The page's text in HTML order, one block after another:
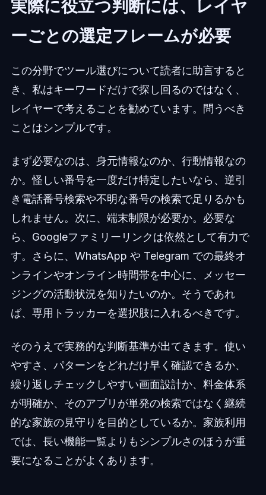
実際に役立つ判断には、レイヤ
ーごとの選定フレームが必要
この分野でツール選びについて読者に助言すると
き、私はキーワードだけで探し回るのではなく、
レイヤーで考えることを勧めています。問うべき
ことはシンプルです。
まず必要なのは、身元情報なのか、行動情報なの
か。怪しい番号を一度だけ特定したいなら、逆引
き電話番号検索や不明な番号の検索で足りるかも
しれません。次に、端末制限が必要か。必要な
ら、Googleファミリーリンクは依然として有力で
す。さらに、WhatsApp や Telegram での最終オ
ンラインやオンライン時間帯を中心に、メッセー
ジングの活動状況を知りたいのか。そうであれ
ば、専用トラッカーを選択肢に入れるべきです。
そのうえで実務的な判断基準が出てきます。使い
やすさ、パターンをどれだけ早く確認できるか、
繰り返しチェックしやすい画面設計か、料金体系
が明確か、そのアプリが単発の検索ではなく継続
的な家族の見守りを目的としているか。家族利用
では、長い機能一覧よりもシンプルさのほうが重
要になることがよくあります。